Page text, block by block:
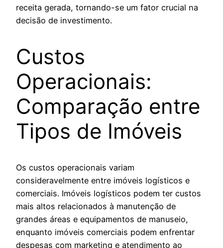
receita gerada, tornando-se um fator crucial na
decisão de investimento.
Custos
Operacionais:
Comparação entre
Tipos de Imóveis
Os custos operacionais variam
consideravelmente entre imóveis logísticos e
comerciais. Imóveis logísticos podem ter custos
mais altos relacionados à manutenção de
grandes áreas e equipamentos de manuseio,
enquanto imóveis comerciais podem enfrentar
despesas com marketing e atendimento ao